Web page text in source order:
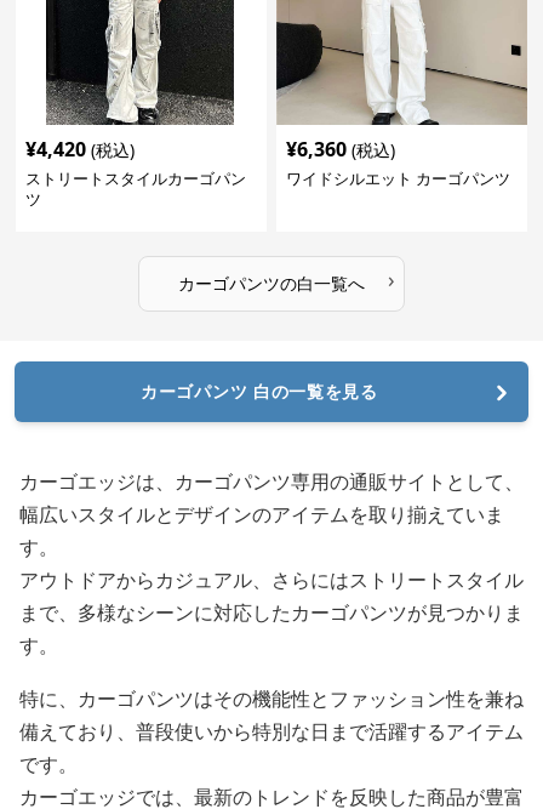
¥4,420 (税込)
ストリートスタイルカーゴパン
ツ
¥6,360 (税込)
ワイドシルエット カーゴパンツ
カーゴパンツの白一覧へ ›
カーゴパンツ 白の一覧を見る
カーゴエッジは、カーゴパンツ専用の通販サイトとして、
幅広いスタイルとデザインのアイテムを取り揃えていま
す。
アウトドアからカジュアル、さらにはストリートスタイル
まで、多様なシーンに対応したカーゴパンツが見つかりま
す。
特に、カーゴパンツはその機能性とファッション性を兼ね
備えており、普段使いから特別な日まで活躍するアイテム
です。
カーゴエッジでは、最新のトレンドを反映した商品が豊富